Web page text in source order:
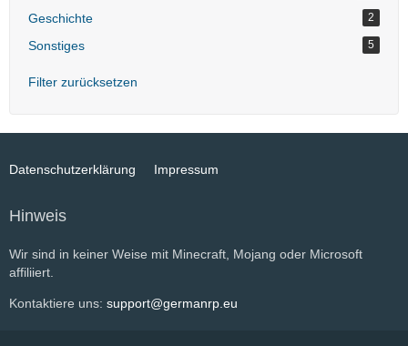
Geschichte 2
Sonstiges 5
Filter zurücksetzen
Datenschutzerklärung Impressum
Hinweis
Wir sind in keiner Weise mit Minecraft, Mojang oder Microsoft
affiliiert.
Kontaktiere uns: support@germanrp.eu